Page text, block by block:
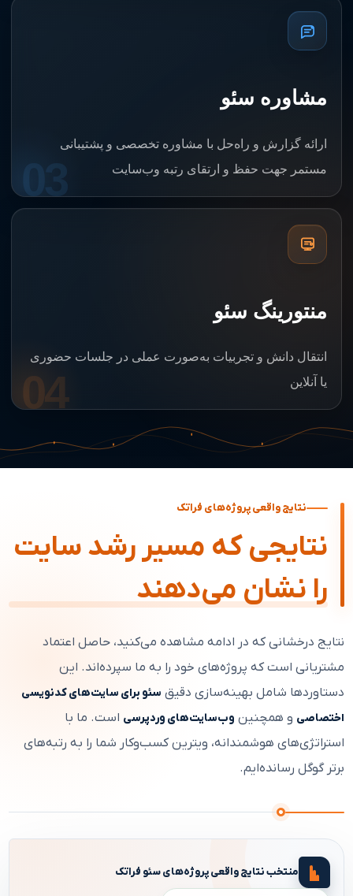
مشاوره سئو
ارائه گزارش و راه‌حل با مشاوره تخصصی و پشتیبانی
مستمر جهت حفظ و ارتقای رتبه وب‌سایت
03
منتورینگ سئو
انتقال دانش و تجربیات به‌صورت عملی در جلسات حضوری
یا آنلاین
04
نتایج واقعی پروژه‌های فراتک
نتایجی که مسیر رشد سایت
را نشان می‌دهند
نتایج درخشانی که در ادامه مشاهده می‌کنید، حاصل اعتماد
مشتریانی است که پروژه‌های خود را به ما سپرده‌اند. این
دستاوردها شامل بهینه‌سازی دقیق سئو برای سایت‌های کدنویسی
اختصاصی و همچنین وب‌سایت‌های وردپرسی است. ما با
استراتژی‌های هوشمندانه، ویترین کسب‌وکار شما را به رتبه‌های
برتر گوگل رسانده‌ایم.
منتخب نتایج واقعی پروژه‌های سئو فراتک